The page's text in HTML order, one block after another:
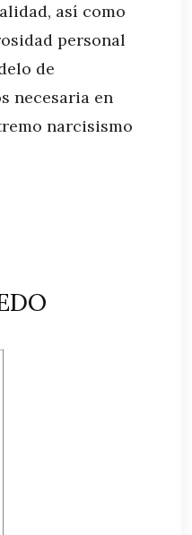
así como
personal
de
necesaria en
narcisismo